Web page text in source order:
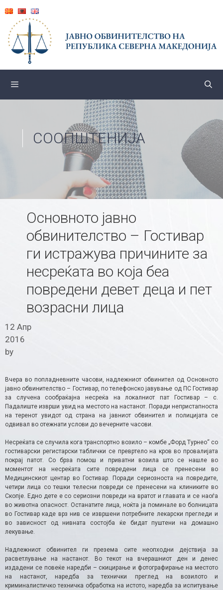
content
СООПШТЕНИЈА
Основното јавно
обвинителство – Гостивар
ги истражува причините за
несреќата во која беа
повредени девет деца и пет
возрасни лица
12 Апр
2016
by
Вчера во попладневните часови, надлежниот обвинител од Основното
јавно обвинителство – Гостивар, по телефонско јавување од ПС Гостивар
за случена сообраќајна несреќа на локалниот пат Гостивар – с.
Падалиште изврши увид на местото на настанот. Поради непристапноста
на теренот увидот од страна на јавниот обвинител и полицијата се
одвивал во отежнати услови до вечерните часови.
Несреќата се случила кога транспортно возило – комбе „Форд Турнео“ со
гостиварски регистарски таблички се превртело на кров во провалијата
покрај патот. Со брза помош и приватни возила што се нашле во
моментот на несреќата сите повредени лица се пренесени во
Медицинскиот центар во Гостивар. Поради сериозноста на повредите,
четири лица со тешки телесни повреди се пренесени на клиниките во
Скопје. Едно дете е со сериозни повреди на вратот и главата и се наоѓа
во животна опасност. Останатите лица, ноќта ја поминале во болницата
во Гостивар каде врз нив се извршени потребните лекарски прегледи и
во зависност од нивната состојба ќе бидат пуштени на домашно
лекување.
Надлежниот обвинител ги презема сите неопходни дејствија за
расветлување на настанот. Во текот на вчерашниот ден и денес
издадени се повеќе наредби – скицирање и фотографирање на местото
на настанот, наредба за технички преглед на возилото и
криминалистичко техничка обработка на истото, наредба за испитување